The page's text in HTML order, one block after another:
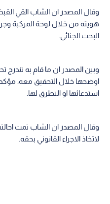
وقال المصدر ان الشاب القي
هويته من خلال لوحة المركبة
البحث الجنائي.
وبين المصدر ان ما قام به تندرج
اوضحها خلال التحقيق معه،
استدعائها او التطرق لها.
وقال المصدر ان الشاب تمت
لاتخاذ الاجراء القانوني بحقه.